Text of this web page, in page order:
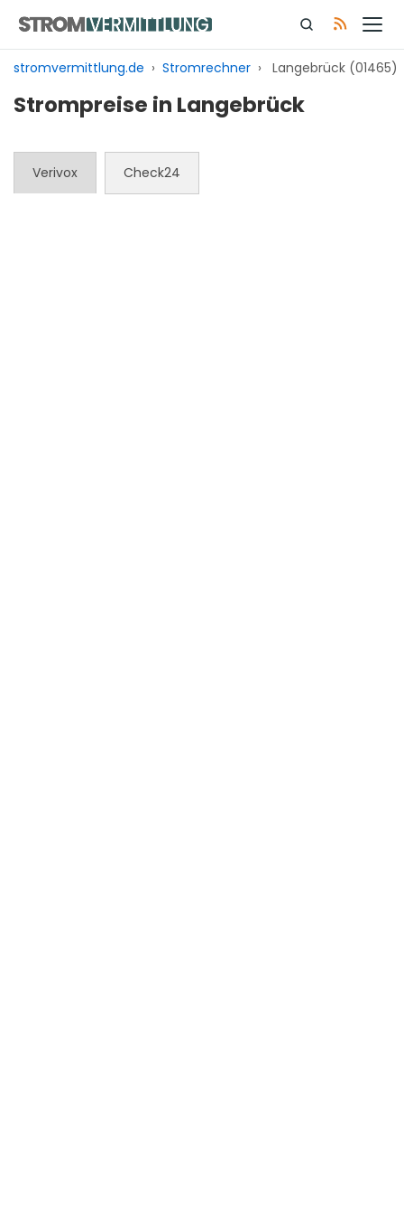
Inhalt
springen
stromvermittlung.de › Stromrechner › Langebrück (01465)
Strompreise in Langebrück
Verivox Check24